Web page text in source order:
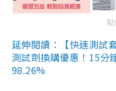
延伸閱讀：【快速測試
測試劑換購優惠！15分
98.26%